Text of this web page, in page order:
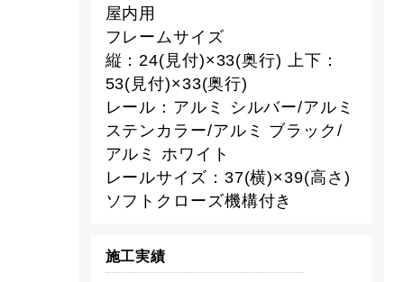
屋内用
フレームサイズ
縦：24(見付)×33(奥行) 上下：
53(見付)×33(奥行)
レール：アルミ シルバー/アルミ
ステンカラー/アルミ ブラック/
アルミ ホワイト
レールサイズ：37(横)×39(高さ)
ソフトクローズ機構付き
施工実績